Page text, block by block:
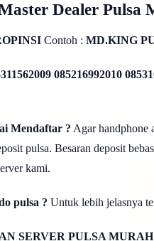
Dealer Pulsa
Contoh : MD.KING
085216992010
Mendaftar ? Agar handphone
pulsa. Besaran deposit
kami.
pulsa ? Untuk lebih jelasnya
SERVER PULSA